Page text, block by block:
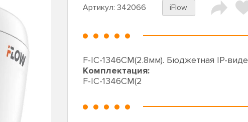
Артикул: 342066 iFlow
F-IC-1346CM(2.8мм). Бюджетная IP-
Комплектация:
F-IC-1346CM(2